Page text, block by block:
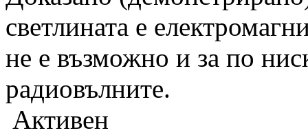
светлината е
не е възможно и за по
радиовълните.
Активен